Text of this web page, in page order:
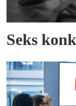
Seks